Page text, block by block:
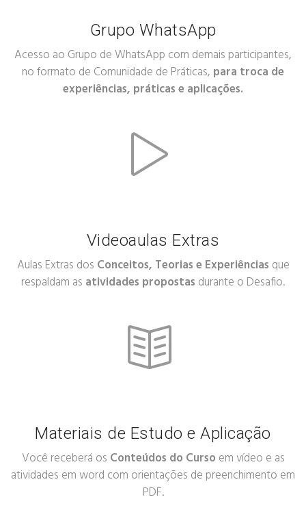
Grupo WhatsApp
Acesso ao Grupo de WhatsApp com demais participantes,
no formato de Comunidade de Práticas, para troca de
experiências, práticas e aplicações.
Videoaulas Extras
Aulas Extras dos Conceitos, Teorias e Experiências que
respaldam as atividades propostas durante o Desafio.
Materiais de Estudo e Aplicação
Você receberá os Conteúdos do Curso em vídeo e as
atividades em word com orientações de preenchimento em
PDF.